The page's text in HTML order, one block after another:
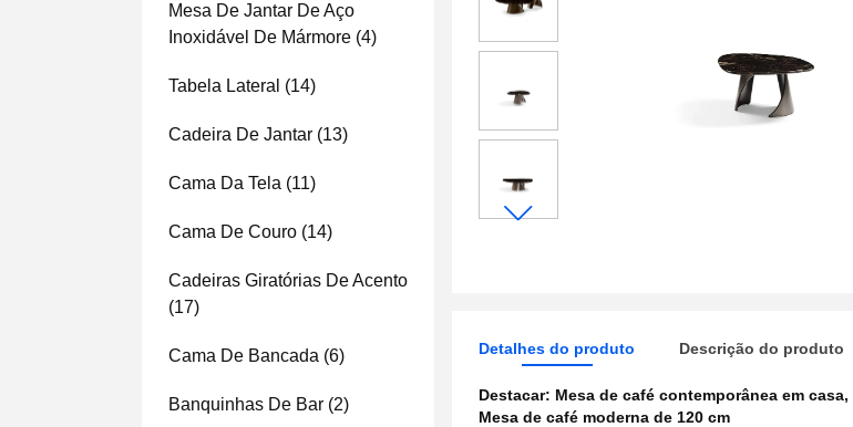
Mesa De Jantar De Aço
Inoxidável De Mármore (4)
Tabela Lateral (14)
Cadeira De Jantar (13)
Cama Da Tela (11)
Cama De Couro (14)
Cadeiras Giratórias De Acento
(17)
Cama De Bancada (6)
Banquinhas De Bar (2)
Detalhes do produto Descrição do produto
Destacar: Mesa de café contemporânea em casa,
Mesa de café moderna de 120 cm